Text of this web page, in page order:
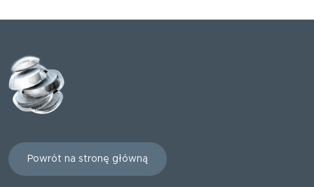
Powrót na stronę główną